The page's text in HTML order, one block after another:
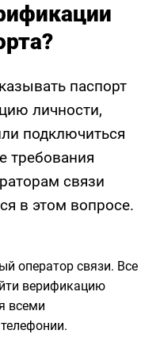
паспорт
личности,
подключиться
требования
связи
в этом вопросе.
оператор связи. Все
верификацию
всеми